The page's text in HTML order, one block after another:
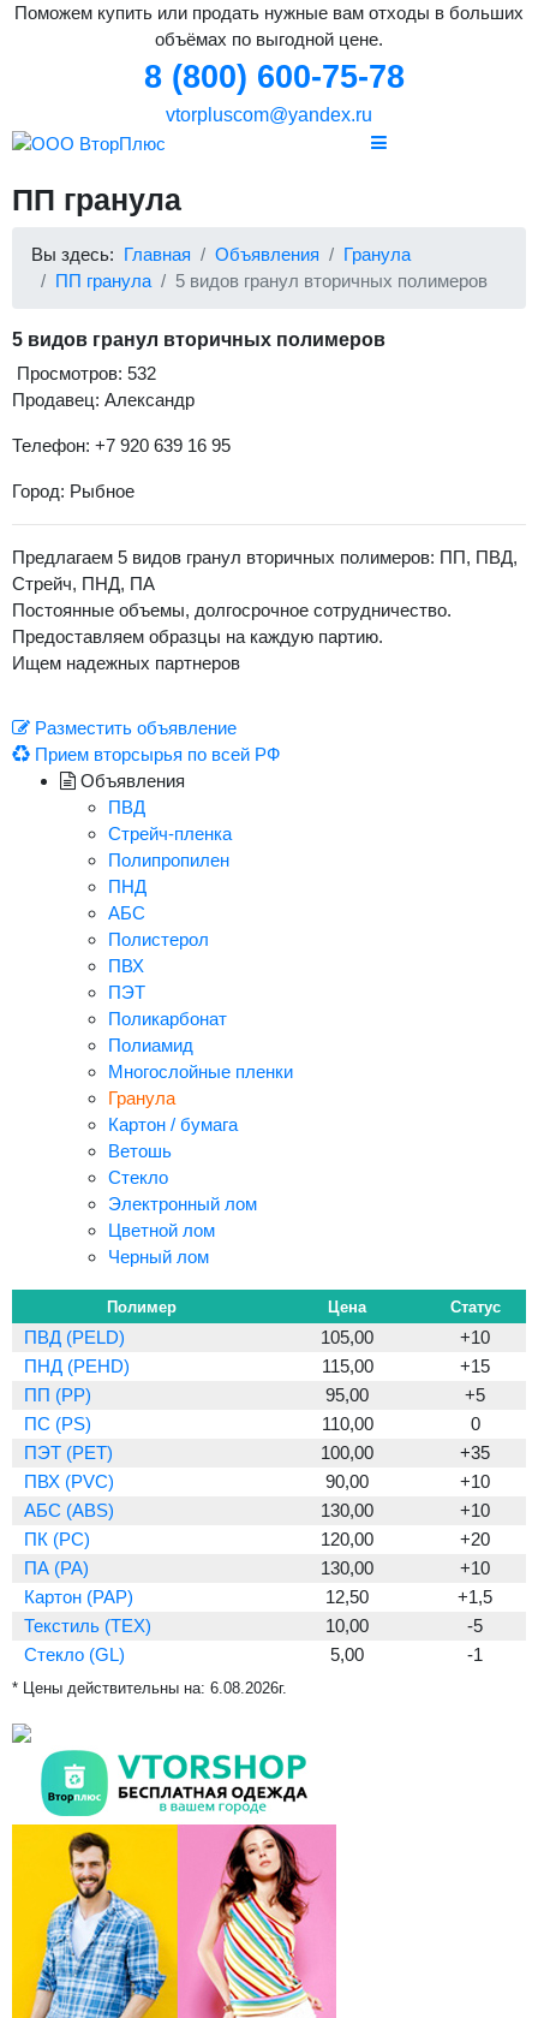
Поможем купить или продать нужные вам отходы в больших
объёмах по выгодной цене.
8 (800) 600-75-78
vtorpluscom@yandex.ru
ПП гранула
Вы здесь: Главная Объявления
Гранула
ПП гранула
5 видов гранул вторичных полимеров
5 видов гранул вторичных полимеров
Просмотров: 532
Продавец: Александр
Телефон: +7 920 639 16 95
Город: Рыбное
Предлагаем 5 видов гранул вторичных полимеров: ПП, ПВД,
Стрейч, ПНД, ПА
Постоянные объемы, долгосрочное сотрудничество.
Предоставляем образцы на каждую партию.
Ищем надежных партнеров
Разместить объявление
Прием вторсырья по всей РФ
Объявления
ПВД
Стрейч-пленка
Полипропилен
ПНД
АБС
Полистерол
ПВХ
ПЭТ
Поликарбонат
Полиамид
Многослойные пленки
Гранула
Картон / бумага
Ветошь
Стекло
Электронный лом
Цветной лом
Черный лом
Полимер Цена Статус
ПВД (PELD) 105,00
+10
ПНД (PEHD)
115,00
+15
ПП (PP)
95,00
+5
ПС (PS)
110,00
0
ПЭТ (PET)
100,00
+35
ПВХ (PVC)
90,00
+10
АБС (ABS)
130,00
+10
ПК (PC)
120,00
+20
ПА (PA)
130,00
+10
Картон (PAP)
12,50
+1,5
Текстиль (TEX)
10,00
-5
Стекло (GL)
5,00 -1
* Цены действительны на: 6.08.2026г.